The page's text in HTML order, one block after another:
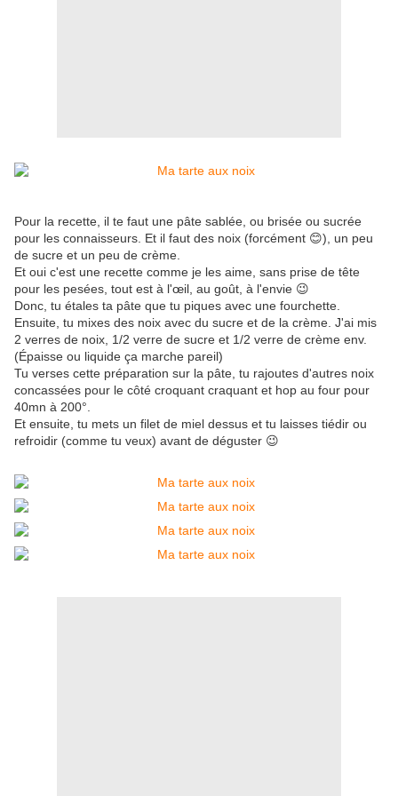
Pour la recette, il te faut une pâte sablée, ou brisée ou sucrée
pour les connaisseurs. Et il faut des noix (forcément 😊), un peu
de sucre et un peu de crème.
Et oui c'est une recette comme je les aime, sans prise de tête
pour les pesées, tout est à l'œil, au goût, à l'envie 😉
Donc, tu étales ta pâte que tu piques avec une fourchette.
Ensuite, tu mixes des noix avec du sucre et de la crème. J'ai mis
2 verres de noix, 1/2 verre de sucre et 1/2 verre de crème env.
(Épaisse ou liquide ça marche pareil)
Tu verses cette préparation sur la pâte, tu rajoutes d'autres noix
concassées pour le côté croquant craquant et hop au four pour
40mn à 200°.
Et ensuite, tu mets un filet de miel dessus et tu laisses tiédir ou
refroidir (comme tu veux) avant de déguster 😉